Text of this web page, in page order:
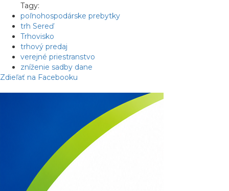
Tagy:
poľnohospodárske prebytky
trh Sereď
Trhovisko
trhový predaj
verejné priestranstvo
zníženie sadby dane
Zdieľať na Facebooku